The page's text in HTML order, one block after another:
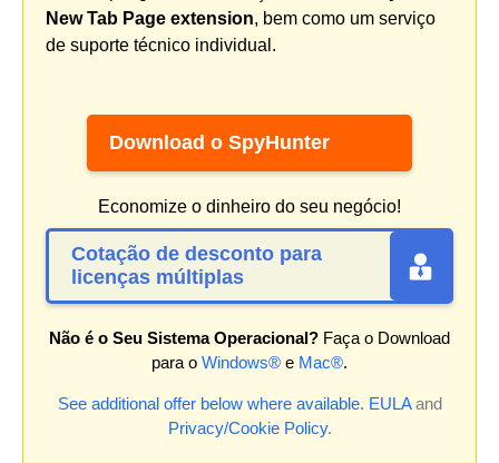
New Tab Page extension, bem como um serviço
de suporte técnico individual.
Download o SpyHunter
Economize o dinheiro do seu negócio!
Cotação de desconto para
licenças múltiplas
Não é o Seu Sistema Operacional? Faça o Download
para o Windows® e Mac®.
See additional offer below where available. EULAand
Privacy/Cookie Policy.